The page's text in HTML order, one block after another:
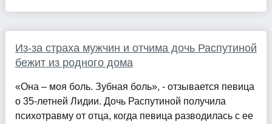
Из-за страха мужчин и отчима дочь Распутиной
бежит из родного дома
«Она – моя боль. Зубная боль», - отзывается певица
о 35-летней Лидии. Дочь Распутиной получила
психотравму от отца, когда певица разводилась с ее